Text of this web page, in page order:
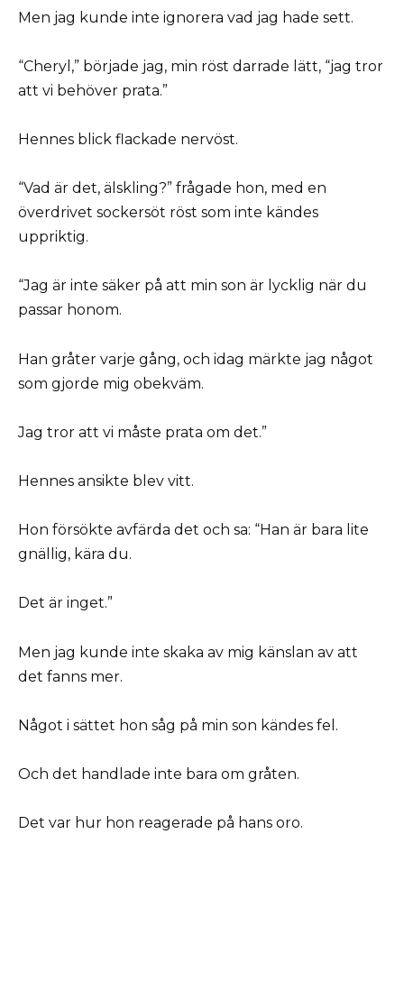
Men jag kunde inte ignorera vad jag hade sett.
“Cheryl,” började jag, min röst darrade lätt, “jag tror
att vi behöver prata.”
Hennes blick flackade nervöst.
“Vad är det, älskling?” frågade hon, med en
överdrivet sockersöt röst som inte kändes
uppriktig.
“Jag är inte säker på att min son är lycklig när du
passar honom.
Han gråter varje gång, och idag märkte jag något
som gjorde mig obekväm.
Jag tror att vi måste prata om det.”
Hennes ansikte blev vitt.
Hon försökte avfärda det och sa: “Han är bara lite
gnällig, kära du.
Det är inget.”
Men jag kunde inte skaka av mig känslan av att
det fanns mer.
Något i sättet hon såg på min son kändes fel.
Och det handlade inte bara om gråten.
Det var hur hon reagerade på hans oro.